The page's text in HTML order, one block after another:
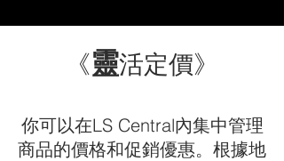
《靈活定價》
你可以在LS Central內集中管理
商品的價格和促銷優惠。根據地